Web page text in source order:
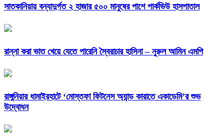
সাতকানিয়ায় বন্যাদুর্গত ২ হাজার ৫০০ মানুষের পাশে পার্কভিউ হাসপাতাল
রান্না করা ভাত খেয়ে যেতে পারেনি স্বৈরাচার হাসিনা – নুরুল আমিন এমপি
রাঙ্গুনিয়ার ধামাইরহাটে ‘মোস্তফা ফিটনেস অ্যান্ড কারাতে একাডেমি’র শুভ
উদ্বোধন